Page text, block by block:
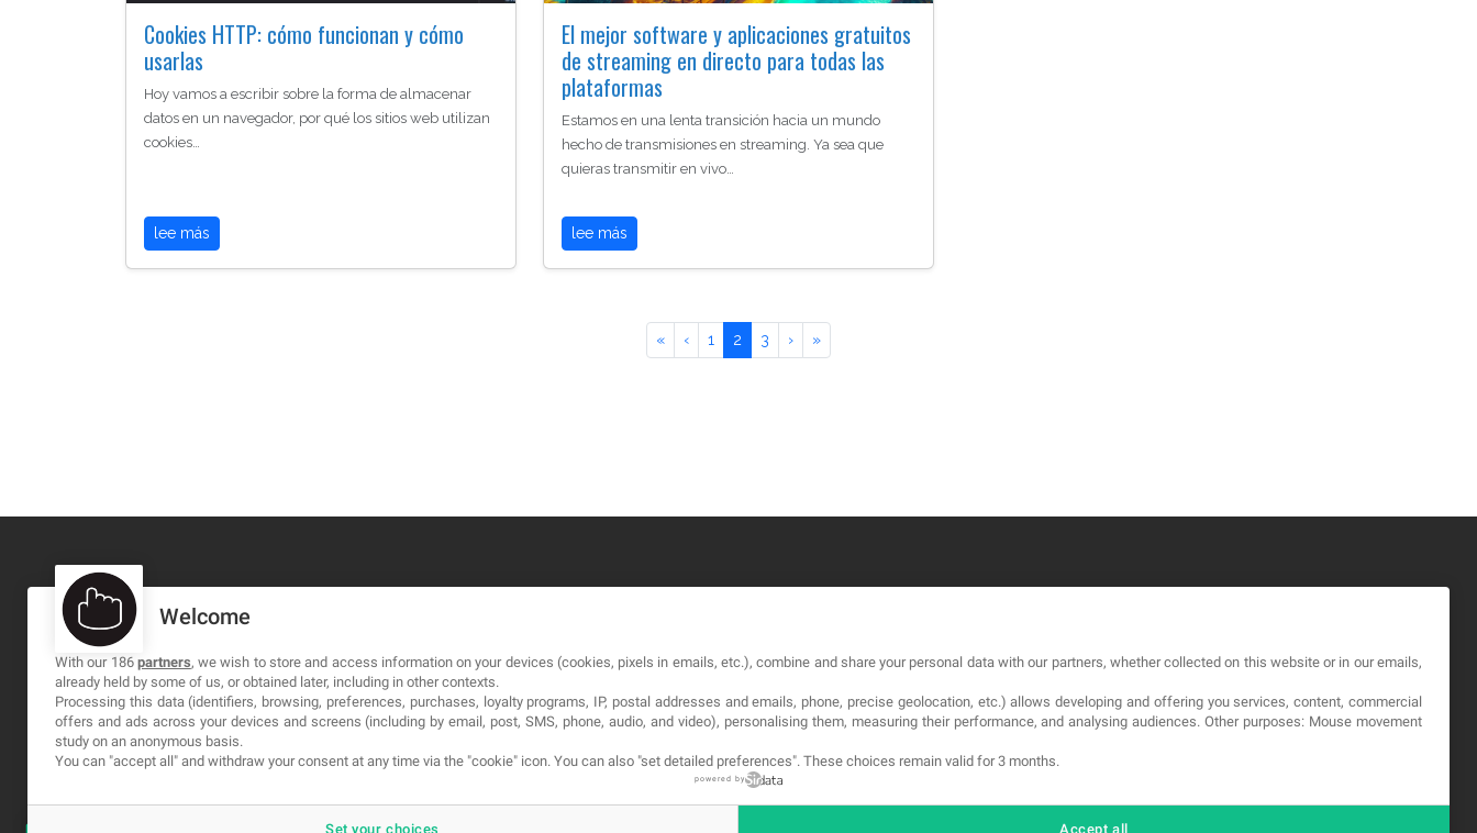
Cookies HTTP: cómo funcionan y cómo
usarlas
Hoy vamos a escribir sobre la forma de almacenar
datos en un navegador, por qué los sitios web utilizan
cookies…
lee más
El mejor software y aplicaciones gratuitos
de streaming en directo para todas las
plataformas
Estamos en una lenta transición hacia un mundo
hecho de transmisiones en streaming. Ya sea que
quieras transmitir en vivo…
lee más
« ‹ 1 2 3 › »
MA-NO WEB DESIGN AND DEVELOPMENT S.L.
C/ Nuredduna 22, 1-3, 07006
Palma de Mallorca, Baleares
Blog
Política de Privacidad
Welcome
With our 186 partners, we wish to store and access information on your devices (cookies, pixels in emails, etc.), combine and share your personal data with our partners, whether collected on this website or in our emails,
already held by some of us, or obtained later, including in other contexts.
Processing this data (identifiers, browsing, preferences, purchases, loyalty programs, IP, postal addresses and emails, phone, precise geolocation, etc.) allows developing and offering you services, content, commercial
offers and ads across your devices and screens (including by email, post, SMS, phone, audio, and video), personalising them, measuring their performance, and analysing audiences. Other purposes: Mouse movement
study on an anonymous basis.
You can "accept all" and withdraw your consent at any time via the "cookie" icon. You can also "set detailed preferences". These choices remain valid for 3 months.
powered by
Set your choices Accept all